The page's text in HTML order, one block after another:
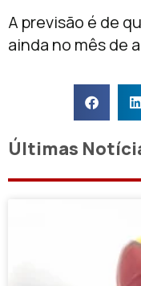
A previsão é de
ainda no mês de
Últimas